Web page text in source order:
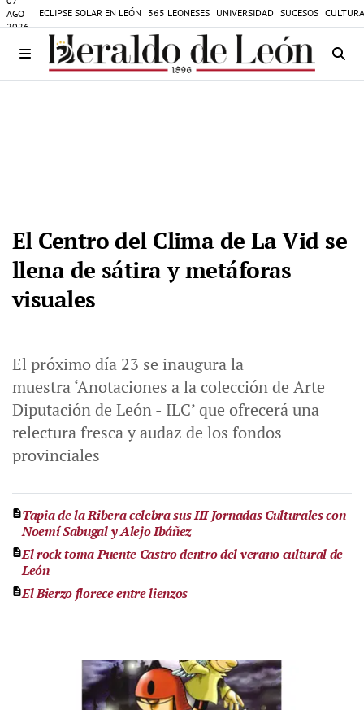
AGO
2026
ECLIPSE SOLAR EN LEÓN 365 LEONESES UNIVERSIDAD SUCESOS
El Centro del Clima de La Vid se
llena de sátira y metáforas
visuales
El próximo día 23 se inaugura la
muestra ‘Anotaciones a la colección de Arte
Diputación de León - ILC’ que ofrecerá una
relectura fresca y audaz de los fondos
provinciales
Tapia de la Ribera celebra sus III Jornadas Culturales con
Noemí Sabugal y Alejo Ibáñez
El rock toma Puente Castro dentro del verano cultural de
León
El Bierzo florece entre lienzos